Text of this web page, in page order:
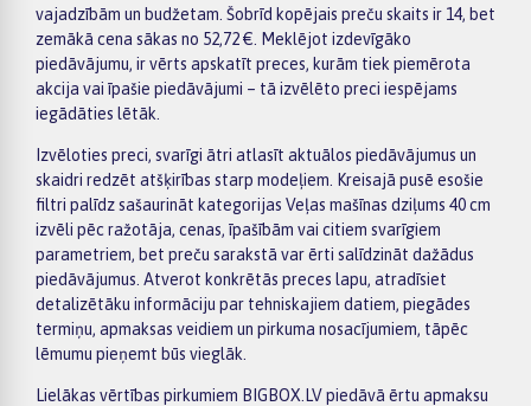
vajadzībām un budžetam. Šobrīd kopējais preču skaits ir 14, bet
zemākā cena sākas no 52,72 €. Meklējot izdevīgāko
piedāvājumu, ir vērts apskatīt preces, kurām tiek piemērota
akcija vai īpašie piedāvājumi – tā izvēlēto preci iespējams
iegādāties lētāk.
Izvēloties preci, svarīgi ātri atlasīt aktuālos piedāvājumus un
skaidri redzēt atšķirības starp modeļiem. Kreisajā pusē esošie
filtri palīdz sašaurināt kategorijas Veļas mašīnas dziļums 40 cm
izvēli pēc ražotāja, cenas, īpašībām vai citiem svarīgiem
parametriem, bet preču sarakstā var ērti salīdzināt dažādus
piedāvājumus. Atverot konkrētās preces lapu, atradīsiet
detalizētāku informāciju par tehniskajiem datiem, piegādes
termiņu, apmaksas veidiem un pirkuma nosacījumiem, tāpēc
lēmumu pieņemt būs vieglāk.
Lielākas vērtības pirkumiem BIGBOX.LV piedāvā ērtu apmaksu